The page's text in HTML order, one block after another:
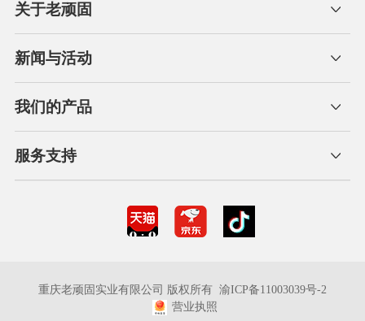
关于老顽固
新闻与活动
我们的产品
服务支持
重庆老顽固实业有限公司 版权所有 渝ICP备11003039号-2
营业执照